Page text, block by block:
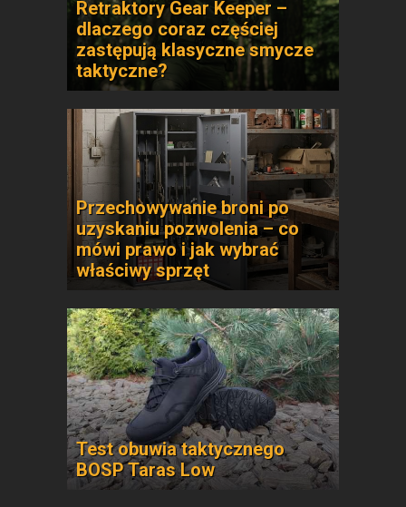
Retraktory Gear Keeper –
dlaczego coraz częściej
zastępują klasyczne smycze
taktyczne?
Przechowywanie broni po
uzyskaniu pozwolenia – co
mówi prawo i jak wybrać
właściwy sprzęt
Test obuwia taktycznego
BOSP Taras Low